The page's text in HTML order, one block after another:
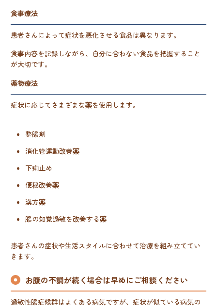
食事療法
患者さんによって症状を悪化させる食品は異なります。
食事内容を記録しながら、自分に合わない食品を把握すること
が大切です。
薬物療法
症状に応じてさまざまな薬を使用します。
整腸剤
消化管運動改善薬
下痢止め
便秘改善薬
漢方薬
腸の知覚過敏を改善する薬
患者さんの症状や生活スタイルに合わせて治療を組み立ててい
きます。
お腹の不調が続く場合は早めにご相談ください
過敏性腸症候群はよくある病気ですが、症状が似ている病気の